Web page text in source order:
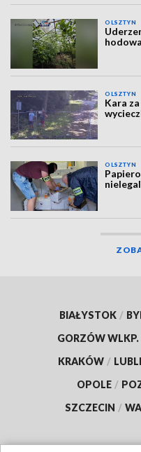
OLSZTYN
OLSZTYN
Kara
OLSZTYN
BIAŁYSTOK /
GORZÓW WLKP.
KRAKÓW /
OPOLE /
SZCZECIN /